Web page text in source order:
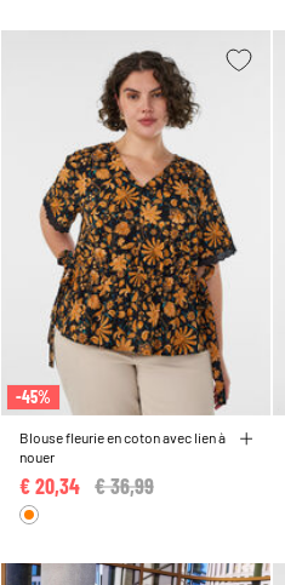
-45%
Blouse fleurie en coton avec lien à
nouer
Price reduced from
€ 36,99
€ 20,34